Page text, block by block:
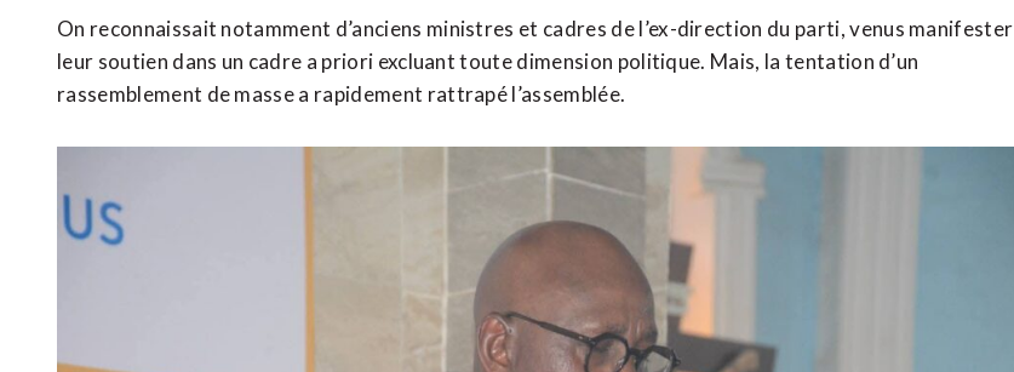
On reconnaissait notamment d’anciens ministres et cadres de l’ex-direction du parti, venus manifester
leur soutien dans un cadre a priori excluant toute dimension politique. Mais, la tentation d’un
rassemblement de masse a rapidement rattrapé l’assemblée.